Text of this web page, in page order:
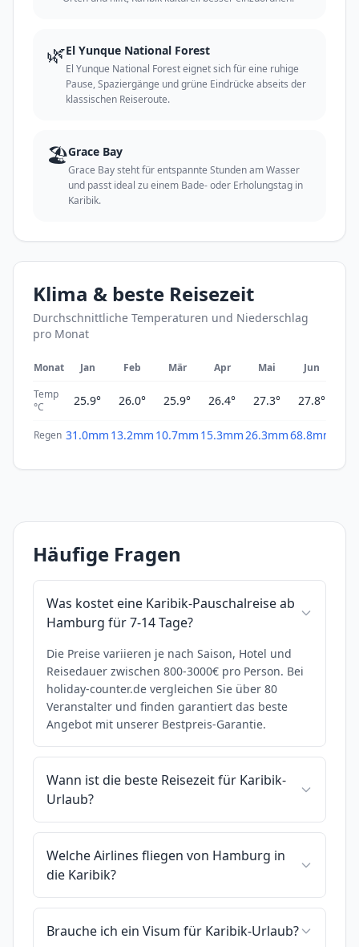
🌿El Yunque National Forest
El Yunque National Forest eignet sich für eine ruhige
Pause, Spaziergänge und grüne Eindrücke abseits der
klassischen Reiseroute.
🏖️Grace Bay
Grace Bay steht für entspannte Stunden am Wasser
und passt ideal zu einem Bade- oder Erholungstag in
Karibik.
Klima & beste Reisezeit
Durchschnittliche Temperaturen und Niederschlag
pro Monat
Monat Jan Feb Mär Apr Mai Jun
Temp
°C
25.9° 26.0° 25.9° 26.4° 27.3° 27.8°
Regen 31.0mm 13.2mm 10.7mm 15.3mm 26.3mm68.8mm
Häufige Fragen
Was kostet eine Karibik-Pauschalreise ab
Hamburg für 7-14 Tage?
Die Preise variieren je nach Saison, Hotel und
Reisedauer zwischen 800-3000€ pro Person. Bei
holiday-counter.de vergleichen Sie über 80
Veranstalter und finden garantiert das beste
Angebot mit unserer Bestpreis-Garantie.
Wann ist die beste Reisezeit für Karibik-
Urlaub?
Welche Airlines fliegen von Hamburg in
die Karibik?
Brauche ich ein Visum für Karibik-Urlaub?